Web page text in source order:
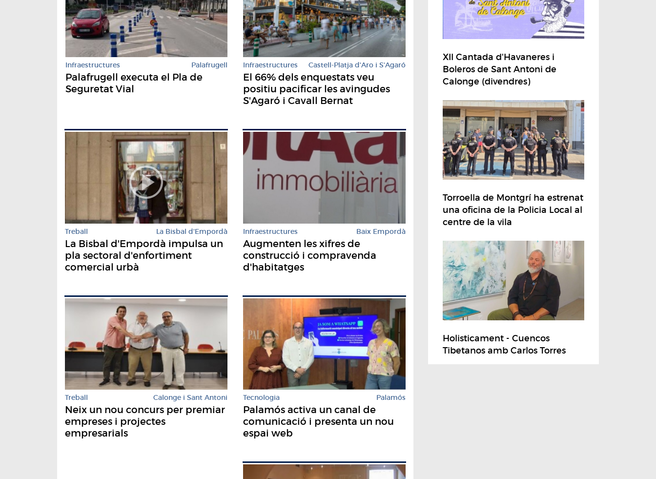
Infraestructures Palafrugell
Palafrugell executa el Pla de
Seguretat Vial
Infraestructures Castell-Platja d'Aro i S'Agaró
El 66% dels enquestats veu
positiu pacificar les avingudes
S'Agaró i Cavall Bernat
Treball La Bisbal d'Empordà
La Bisbal d'Empordà impulsa un
pla sectoral d'enfortiment
comercial urbà
Infraestructures Baix Empordà
Augmenten les xifres de
construcció i compravenda
d'habitatges
Treball Calonge i Sant Antoni
Neix un nou concurs per premiar
empreses i projectes
empresarials
Tecnologia Palamós
Palamós activa un canal de
comunicació i presenta un nou
espai web
XII Cantada d'Havaneres i
Boleros de Sant Antoni de
Calonge (divendres)
Torroella de Montgrí ha estrenat
una oficina de la Policia Local al
centre de la vila
Holisticament - Cuencos
Tibetanos amb Carlos Torres